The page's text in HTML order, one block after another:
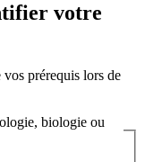
votre
prérequis lors de
biologie ou